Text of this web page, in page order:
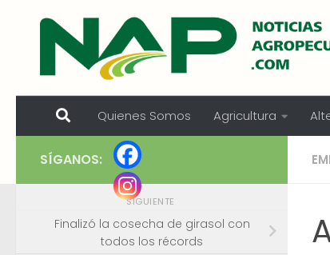
Skip to content
Quienes Somos Agricultura
SÍGANOS:
SIGUIENTE
Finalizó la cosecha de girasol con
todos los récords